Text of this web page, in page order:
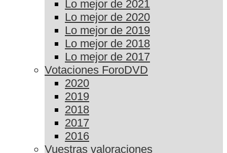
Lo mejor de 2021
Lo mejor de 2020
Lo mejor de 2019
Lo mejor de 2018
Lo mejor de 2017
Votaciones ForoDVD
2020
2019
2018
2017
2016
Vuestras valoraciones